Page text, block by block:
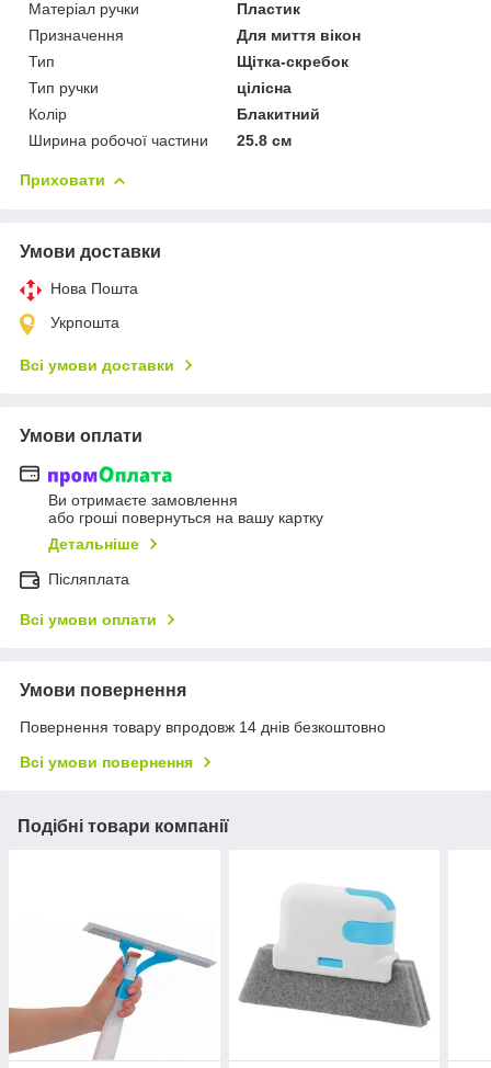
Матеріал ручки
Пластик
Призначення
Для миття вікон
Тип
Щітка-скребок
Тип ручки
цілісна
Колір
Блакитний
Ширина робочої частини
25.8 см
Приховати
Умови доставки
Нова Пошта
Укрпошта
Всі умови доставки
Умови оплати
Ви отримаєте замовлення
або гроші повернуться на вашу картку
Детальніше
Післяплата
Всі умови оплати
Умови повернення
Повернення товару впродовж 14 днів безкоштовно
Всі умови повернення
Подібні товари компанії